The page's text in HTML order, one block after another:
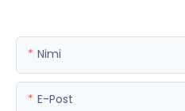
Nimi
E-Post